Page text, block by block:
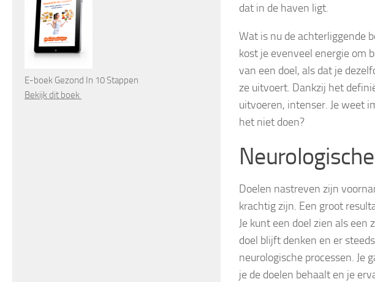
dat in de haven ligt.
Wat is nu de achterliggende
kost je evenveel energie om
van een doel, als dat je
ze uitvoert. Dankzij het
uitvoeren, intenser. Je weet
het niet doen?
Doelen nastreven zijn
krachtig zijn. Een groot
Je kunt een doel zien als
doel blijft denken en er
neurologische processen. Je
je de doelen behaalt en je
E-boek Gezond In 10 Stappen
Bekijk dit boek